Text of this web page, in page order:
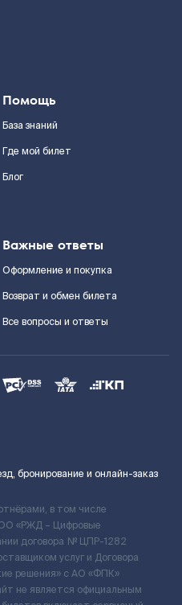
Помощь
База знаний
Где мой билет
Блог
Важные ответы
Оформление и покупка
Возврат и обмен билета
Все вопросы и ответы
бронирование и онлайн-заказ
в том числе
«РЖД – Цифровые
договора № ЦПР-1282
услуг и Договора
решения» c АО «ФПК»
не является официальным